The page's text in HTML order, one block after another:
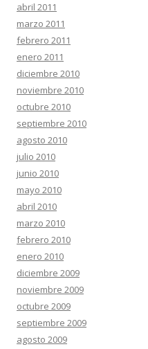
abril 2011
marzo 2011
febrero 2011
enero 2011
diciembre 2010
noviembre 2010
octubre 2010
septiembre 2010
agosto 2010
julio 2010
junio 2010
mayo 2010
abril 2010
marzo 2010
febrero 2010
enero 2010
diciembre 2009
noviembre 2009
octubre 2009
septiembre 2009
agosto 2009